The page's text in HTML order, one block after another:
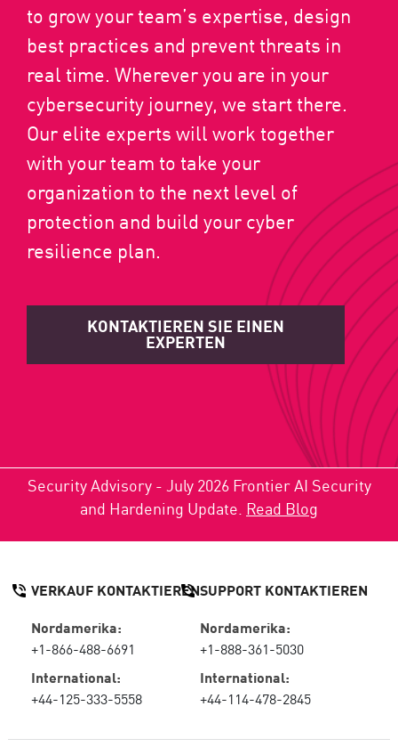
to grow your team’s expertise, design
best practices and prevent threats in
real time. Wherever you are in your
cybersecurity journey, we start there.
Our elite experts will work together
with your team to take your
organization to the next level of
protection and build your cyber
resilience plan.
KONTAKTIEREN SIE EINEN
EXPERTEN
Security Advisory - July 2026 Frontier AI Security
and Hardening Update. Read Blog
VERKAUF KONTAKTIEREN
Nordamerika:
+1-866-488-6691
International:
+44-125-333-5558
SUPPORT KONTAKTIEREN
Nordamerika:
+1-888-361-5030
International:
+44-114-478-2845